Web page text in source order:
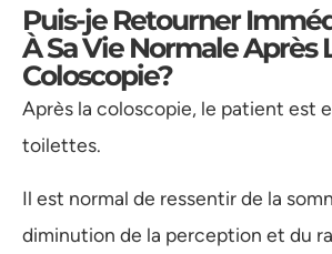
Puis-je Retourner
À Sa Vie Normale Après
Coloscopie?
Après la coloscopie, le patient est
toilettes.
Il est normal de ressentir de la
diminution de la perception et du